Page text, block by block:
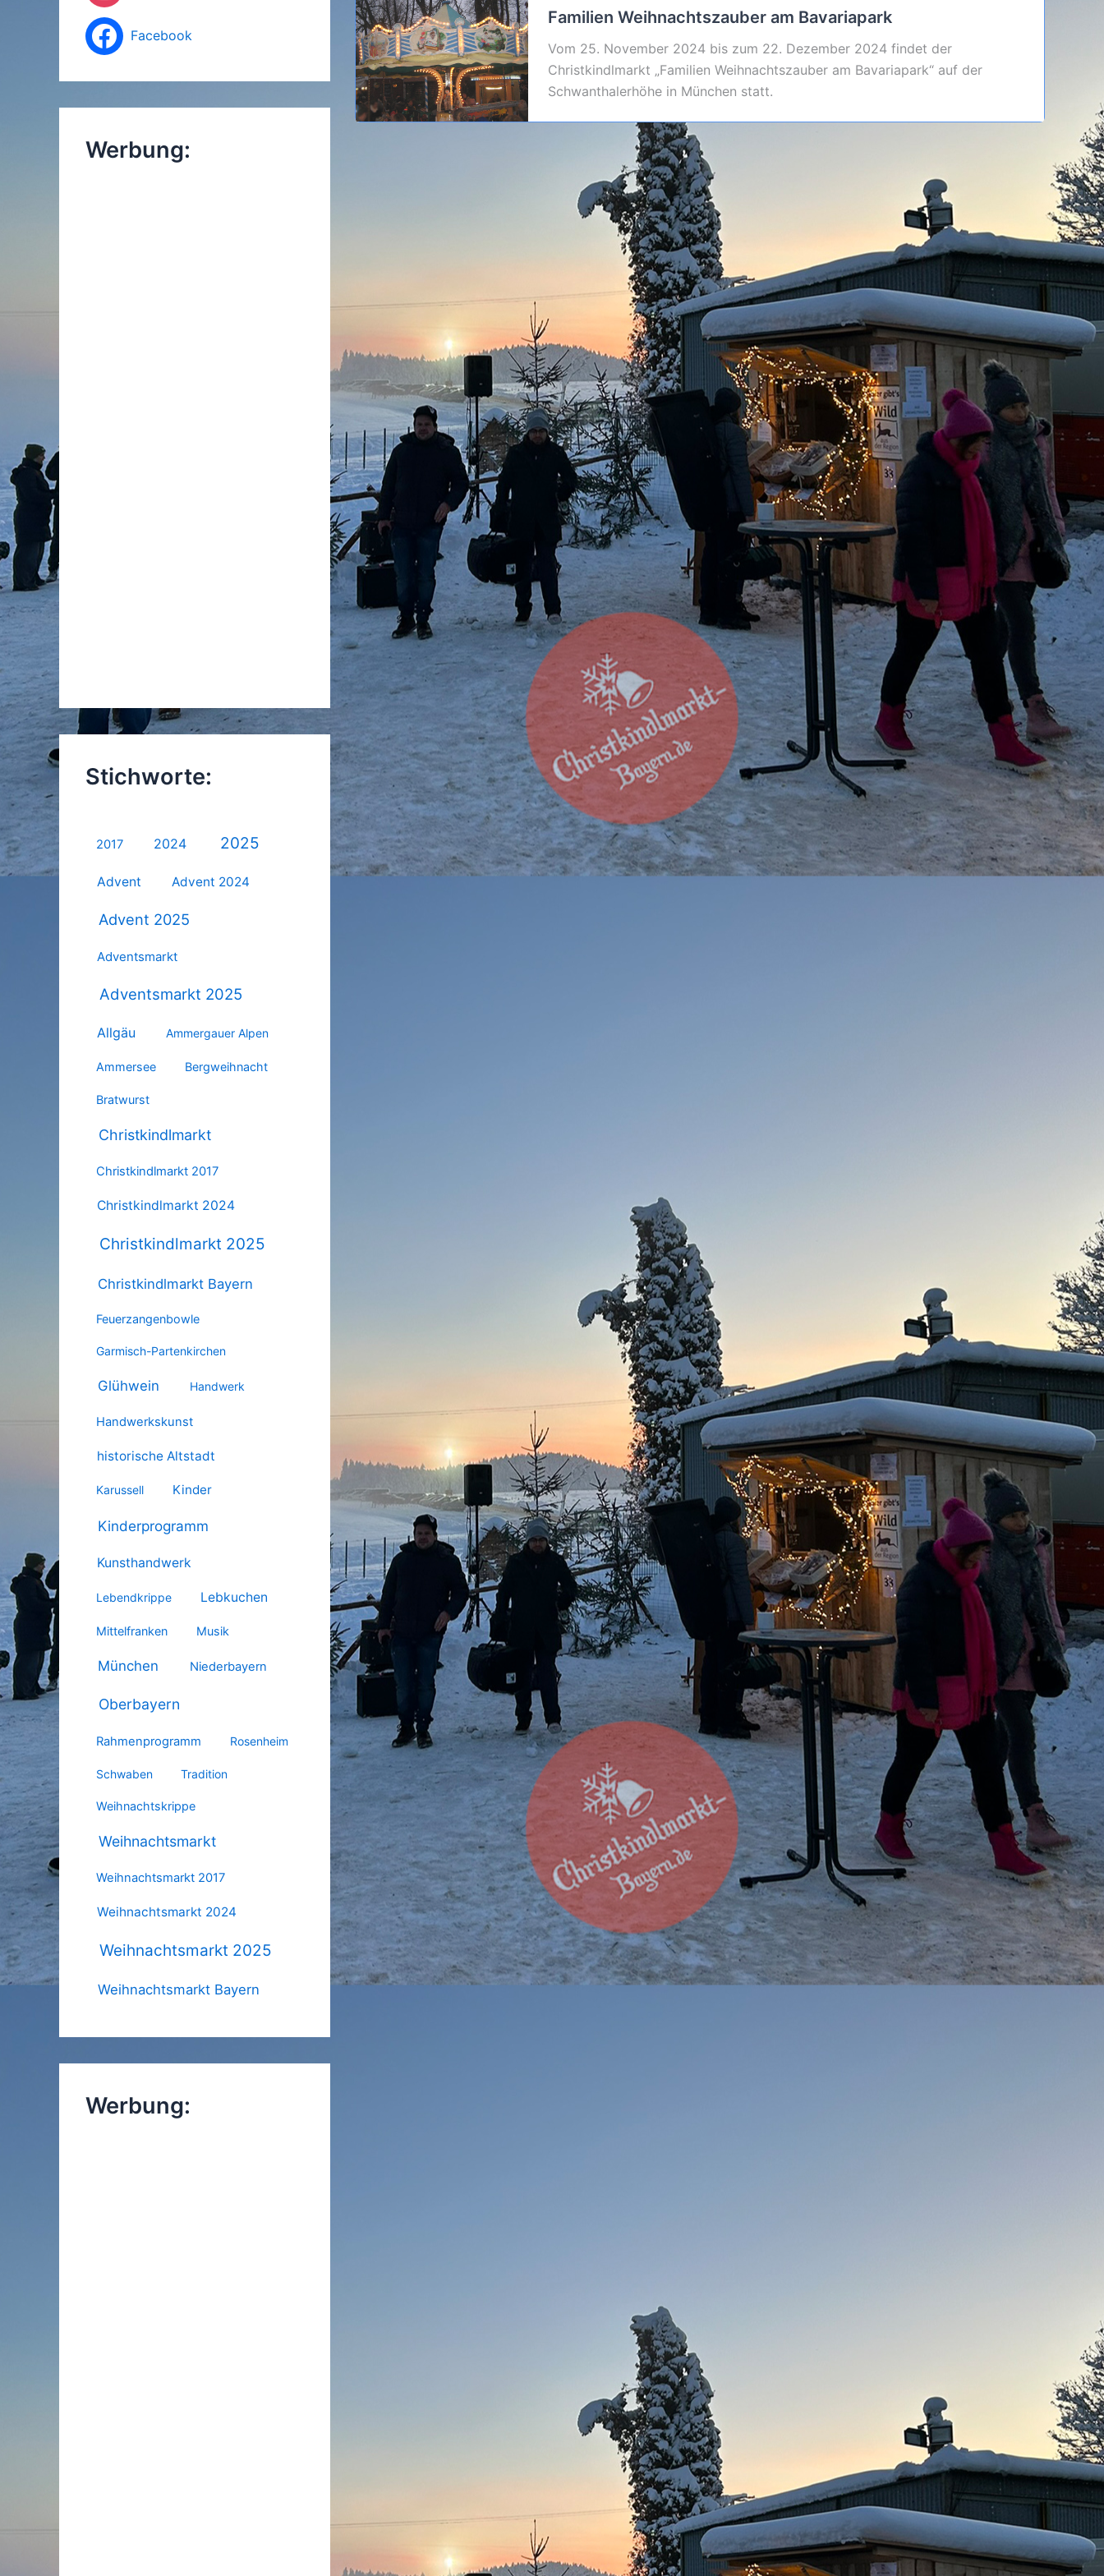
Facebook
Werbung:
Stichworte:
2017 2024 2025
Advent Advent 2024
Advent 2025
Adventsmarkt
Adventsmarkt 2025
Allgäu Ammergauer Alpen
Ammersee Bergweihnacht
Bratwurst
Christkindlmarkt
Christkindlmarkt 2017
Christkindlmarkt 2024
Christkindlmarkt 2025
Christkindlmarkt Bayern
Feuerzangenbowle
Garmisch-Partenkirchen
Glühwein Handwerk
Handwerkskunst
historische Altstadt
Karussell Kinder
Kinderprogramm
Kunsthandwerk
Lebendkrippe Lebkuchen
Mittelfranken Musik
München Niederbayern
Oberbayern
Rahmenprogramm Rosenheim
Schwaben Tradition
Weihnachtskrippe
Weihnachtsmarkt
Weihnachtsmarkt 2017
Weihnachtsmarkt 2024
Weihnachtsmarkt 2025
Weihnachtsmarkt Bayern
Werbung:
Familien Weihnachtszauber am Bavariapark
Vom 25. November 2024 bis zum 22. Dezember 2024 findet der
Christkindlmarkt „Familien Weihnachtszauber am Bavariapark“ auf der
Schwanthalerhöhe in München statt.